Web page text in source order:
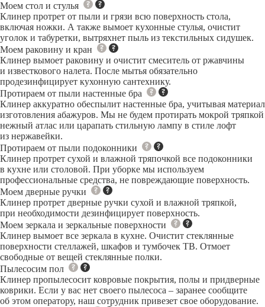
Моем стол и стулья
Клинер протрет от пыли и грязи всю поверхность стола,
включая ножки. А также вымоет кухонные стулья, очистит
уголок и табуретки, вытряхнет пыль из текстильных сидушек.
Моем раковину и кран
Клинер вымоет раковину и очистит смеситель от ржавчины
и известкового налета. После мытья обязательно
продезинфицирует кухонную сантехнику.
Протираем от пыли настенные бра
Клинер аккуратно обеспылит настенные бра, учитывая материал
изготовления абажуров. Мы не будем протирать мокрой тряпкой
нежный атлас или царапать стильную лампу в стиле лофт
из нержавейки.
Протираем от пыли подоконники
Клинер протрет сухой и влажной тряпочкой все подоконники
в кухне или столовой. При уборке мы используем
профессиональные средства, не повреждающие поверхность.
Моем дверные ручки
Клинер протрет дверные ручки сухой и влажной тряпкой,
при необходимости дезинфицирует поверхность.
Моем зеркала и зеркальные поверхности
Клинер вымоет все зеркала в кухне. Очистит стеклянные
поверхности стеллажей, шкафов и тумбочек ТВ. Отмоет
свободные от вещей стеклянные полки.
Пылесосим пол
Клинер пропылесосит ковровые покрытия, полы и придверные
коврики. Если у вас нет своего пылесоса – заранее сообщите
об этом оператору, наш сотрудник привезет свое оборудование.